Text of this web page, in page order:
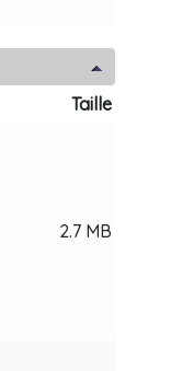
Taille
2.7 MB